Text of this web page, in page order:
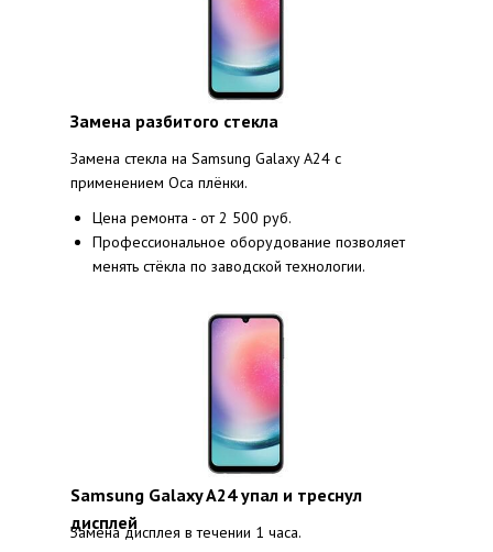
Замена стекла на Samsung Galaxy A24 с
применением Oca плёнки.
Цена ремонта - от 2 500 руб.
Профессиональное оборудование позволяет
менять стёкла по заводской технологии.
Замена разбитого стекла
Замена дисплея в течении 1 часа.
Samsung Galaxy A24 упал и треснул
дисплей